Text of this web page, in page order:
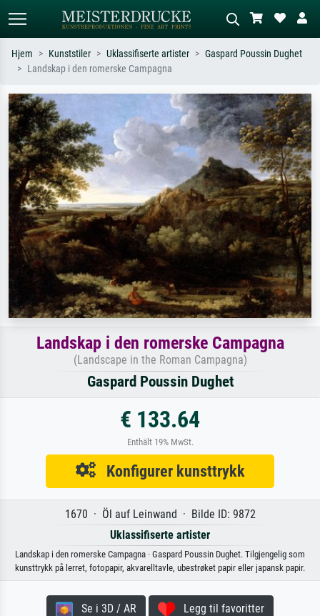
Søk etter kunstner, tittel eller stil – for
eksempel Monet, Stjernenatt,
impresjonisme, Hokusai-bølgen, akt.
Beskriv scenen – for eksempel grønn
eng, abstrakt med mye rødt, mørkt
oljemaleri, stående akt ved et tre.
Hjem Kunststiler Uklassifiserte artister
Gaspard Poussin Dughet
Landskap i den romerske Campagna
Landskap i den romerske Campagna
(Landscape in the Roman Campagna)
Gaspard Poussin Dughet
€ 133.64
Enthält 19% MwSt.
Konfigurer kunsttrykk
1670 · Öl auf Leinwand · Bilde ID: 9872
Uklassifiserte artister
Landskap i den romerske Campagna · Gaspard Poussin Dughet. Tilgjengelig som
kunsttrykk på lerret, fotopapir, akvarelltavle, ubestrøket papir eller japansk papir.
Se i 3D / AR Legg til favoritter